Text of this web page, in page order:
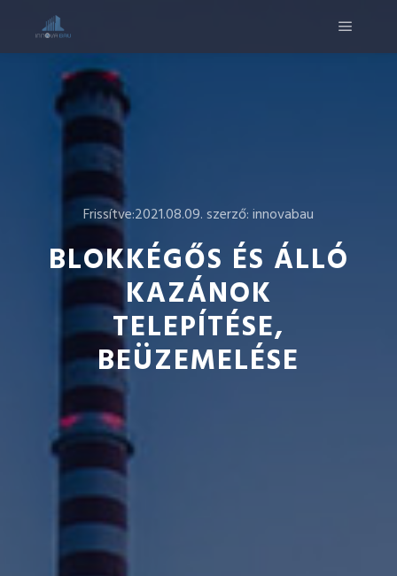
Frissítve:2021.08.09.szerző:innovabau
BLOKKÉGŐS ÉS ÁLLÓ
KAZÁNOK
TELEPÍTÉSE,
BEÜZEMELÉSE